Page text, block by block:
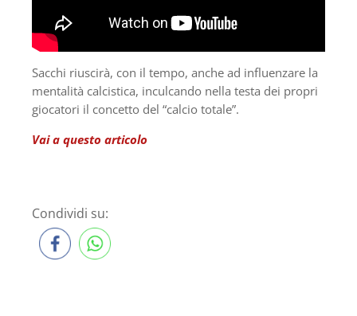
Sacchi riuscirà, con il tempo, anche ad influenzare la
mentalità calcistica, inculcando nella testa dei propri
giocatori il concetto del “calcio totale”.
Vai a questo articolo
Condividi su: